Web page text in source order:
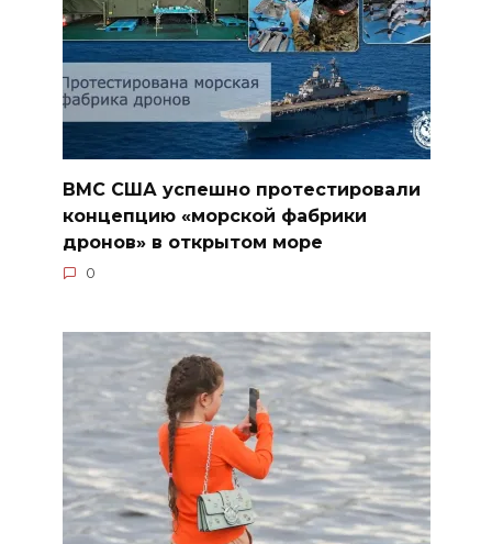
ВМС США успешно протестировали
концепцию «морской фабрики
дронов» в открытом море
0